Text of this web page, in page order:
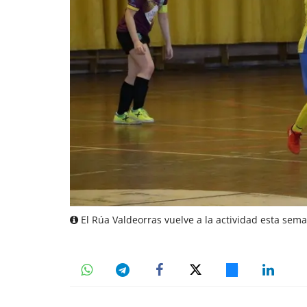
El Rúa Valdeorras vuelve a la actividad esta